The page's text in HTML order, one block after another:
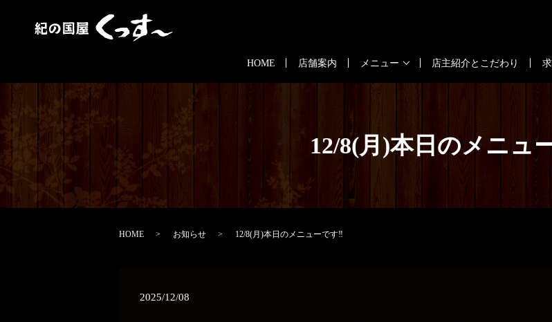
HOME 店舗案内 メニュー 店主紹介とこだわり
12/8(月)本日のメニュ
HOME お知らせ 12/8(月)本日のメニューです‼️
2025/12/08